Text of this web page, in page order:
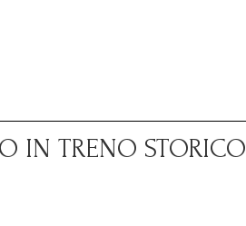
IN TRENO STORICO